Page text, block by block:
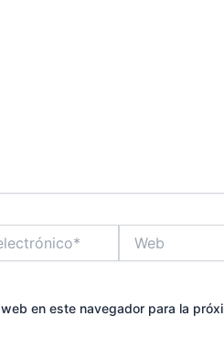
en este navegador para la